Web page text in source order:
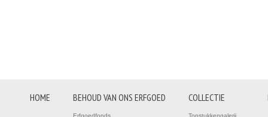
HOME BEHOUD VAN ONS ERFGOED
Erfgoedfonds
COLLECTIE
Topstukkengalerij